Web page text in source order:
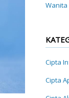
Wanita
Cipta
Cipta